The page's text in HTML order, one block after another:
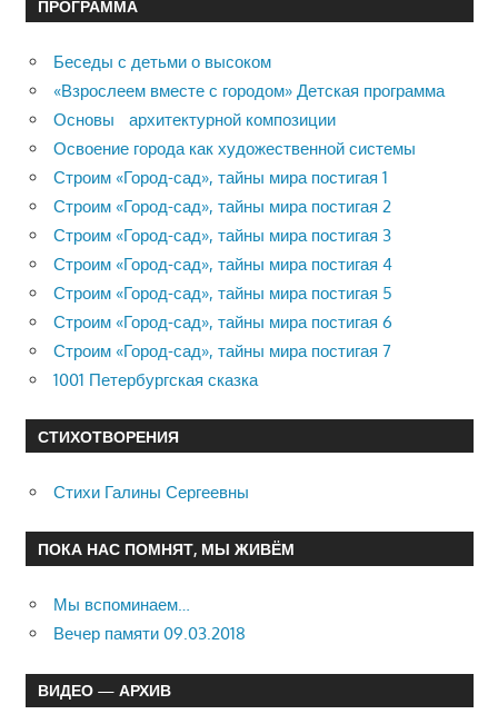
ПРОГРАММА
Беседы с детьми о высоком
«Взрослеем вместе с городом» Детская программа
Основы архитектурной композиции
Освоение города как художественной системы
Строим «Город-сад», тайны мира постигая 1
Строим «Город-сад», тайны мира постигая 2
Строим «Город-сад», тайны мира постигая 3
Строим «Город-сад», тайны мира постигая 4
Строим «Город-сад», тайны мира постигая 5
Строим «Город-сад», тайны мира постигая 6
Строим «Город-сад», тайны мира постигая 7
1001 Петербургская сказка
СТИХОТВОРЕНИЯ
Стихи Галины Сергеевны
ПОКА НАС ПОМНЯТ, МЫ ЖИВЁМ
Мы вспоминаем…
Вечер памяти 09.03.2018
ВИДЕО — АРХИВ